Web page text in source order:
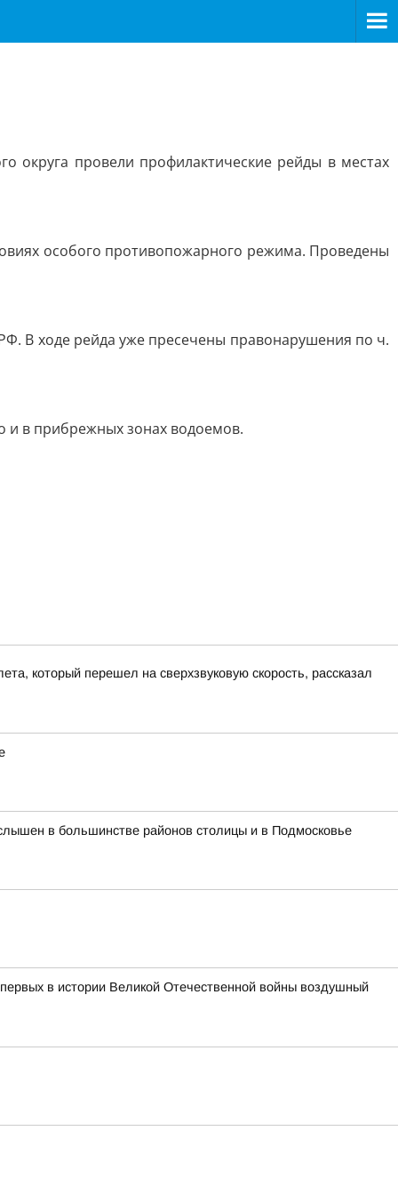
округа провели профилактические рейды в местах
особого противопожарного режима. Проведены
В ходе рейда уже пресечены правонарушения по ч.
и в прибрежных зонах водоемов.
который перешел на сверхзвуковую скорость, рассказал
в большинстве районов столицы и в Подмосковье
в истории Великой Отечественной войны воздушный